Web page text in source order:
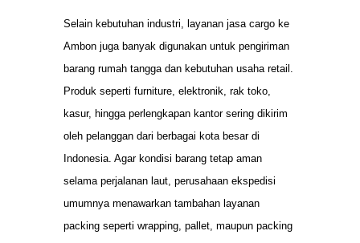
Selain kebutuhan industri, layanan jasa cargo ke
Ambon juga banyak digunakan untuk pengiriman
barang rumah tangga dan kebutuhan usaha retail.
Produk seperti furniture, elektronik, rak toko,
kasur, hingga perlengkapan kantor sering dikirim
oleh pelanggan dari berbagai kota besar di
Indonesia. Agar kondisi barang tetap aman
selama perjalanan laut, perusahaan ekspedisi
umumnya menawarkan tambahan layanan
packing seperti wrapping, pallet, maupun packing